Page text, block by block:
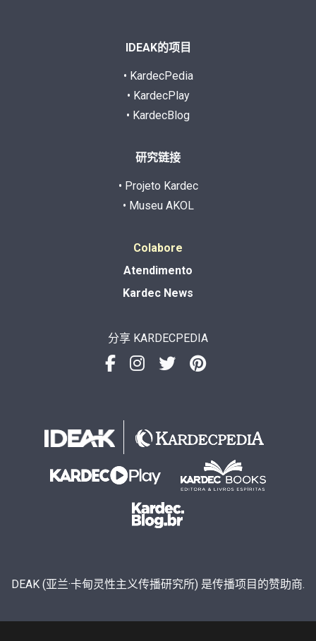
IDEAK的项目
• KardecPedia
• KardecPlay
• KardecBlog
研究链接
• Projeto Kardec
• Museu AKOL
Colabore
Atendimento
Kardec News
分享 KARDECPEDIA
DEAK (亚兰·卡甸灵性主义传播研究所) 是传播项目的赞助商.